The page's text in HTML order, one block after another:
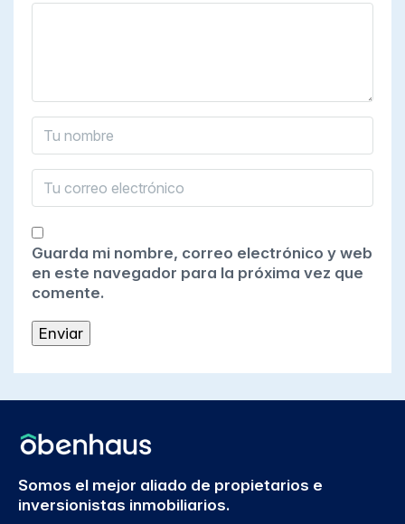
Guarda mi nombre, correo electrónico y web
en este navegador para la próxima vez que
comente.
Somos el mejor aliado de propietarios e
inversionistas inmobiliarios.